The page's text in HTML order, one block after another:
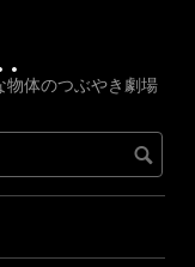
物体のつぶやき劇場